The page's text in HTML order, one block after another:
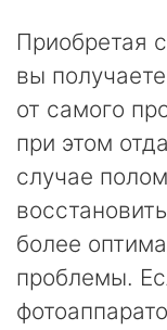
Приобретая
вы
от самого
при этом
случае
более
проблемы.